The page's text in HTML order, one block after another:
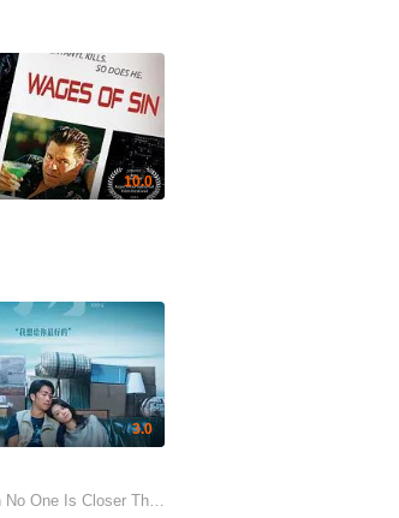
10.0
予 何华超 邹文正
张建声 徐浩昌 彭皓锋 陈佳宁 苏宸褕 陈颖进 丘子健 陈
3.0
No One Is Closer Than We